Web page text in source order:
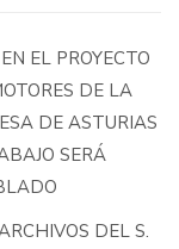
EL PROYECTO
DE LA
DE ASTURIAS
SERÁ
DEL S.